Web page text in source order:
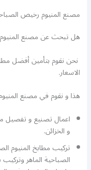
مصنع المنيوم رخيص
هل تبحث عن مصنع
نحن نقوم بتأمين أفضل
الاسعار.
هذا و نقوم في مصنع
اعمال تصنيع و تفصيل
و الخزائن.
تركيب مطابخ المنيوم
الصباحية الماهر